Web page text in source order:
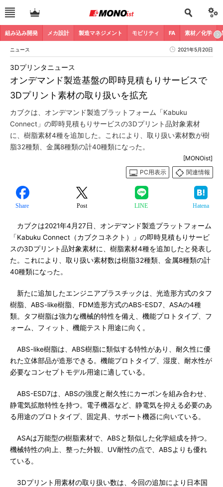
組み込み開発 メカ設計 製造マネジメント モビリティ FA 素材／化学
ニュース 2021年5月20日
オンデマンド製造基盤の即時見積もりサービスで
3Dプリント素材の取り扱いを拡充
3Dプリンタニュース
カブクは、オンデマンド製造プラットフォーム「Kabuku
Connect」の即時見積もりサービスの3Dプリント品対象素材
に、樹脂素材4種を追加した。これにより、取り扱い素材数が樹
脂32種類、金属8種類の計40種類になった。
[MONOist]
PC用表示
関連情報
Share Post LINE Hatena
カブクは2021年4月27日、オンデマンド製造プラットフォーム
「Kabuku Connect（カブクコネクト）」の即時見積もりサービ
スの3Dプリント品対象素材に、樹脂素材4種を追加したと発表し
た。これにより、取り扱い素材数は樹脂32種類、金属8種類の計
40種類になった。
新たに追加したエンジニアプラスチックは、光造形方式のタフ
樹脂、ABS-like樹脂、FDM造形方式のABS-ESD7、ASAの4種
類。タフ樹脂は強力な機械的特性を備え、機能プロトタイプ、フ
ォーム、フィット、機能テスト用途に向く。
ABS-like樹脂は、ABS樹脂に類似する特性があり、耐久性に優
れた立体部品が造形できる。機能プロトタイプ、湿度、耐水性が
必要なコンセプトモデル用途に適している。
ABS-ESD7は、ABSの強度と耐久性にカーボンを組み合わせ、
静電気拡散特性を持つ。電子機器など、静電気を抑える必要のあ
る用途のプロトタイプ、固定具、サポート機器に向いている。
ASAは万能型の樹脂素材で、ABSと類似した化学組成を持つ。
機械特性の向上、整った外観、UV耐性の点で、ABSよりも優れ
ている。
3Dプリント用素材の取り扱い数は、今回の追加により日本国